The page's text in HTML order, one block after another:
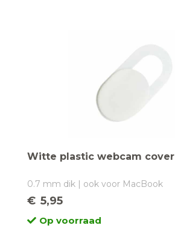
Witte plastic webcam cover
0.7 mm dik | ook voor MacBook
€ 5,95
Op voorraad